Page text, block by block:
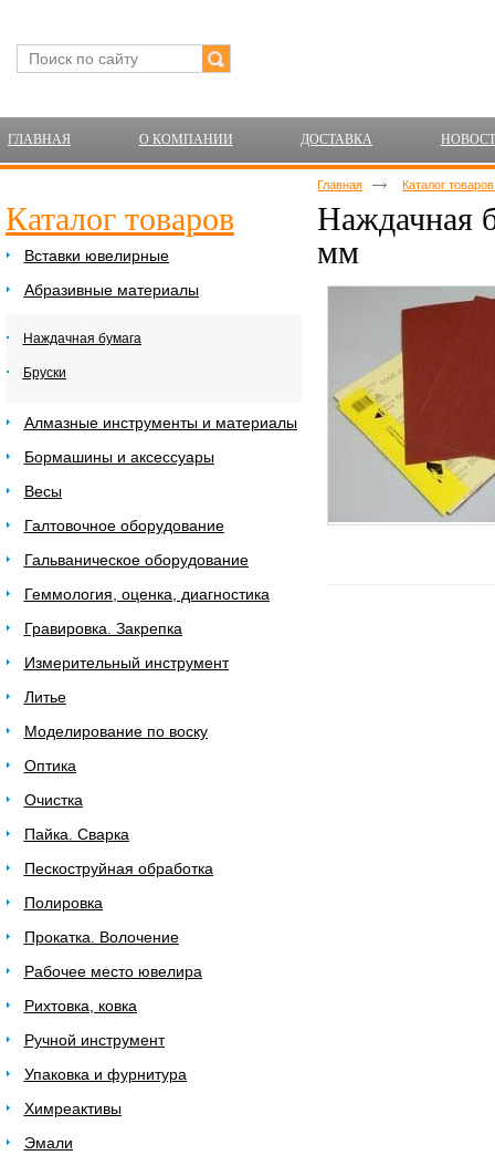
ГЛАВНАЯ О КОМПАНИИ ДОСТАВКА
Каталог товаров
Вставки ювелирные
Абразивные материалы
Наждачная бумага
Бруски
Алмазные инструменты и материалы
Бормашины и аксессуары
Весы
Галтовочное оборудование
Гальваническое оборудование
Геммология, оценка, диагностика
Гравировка. Закрепка
Измерительный инструмент
Литье
Моделирование по воску
Оптика
Очистка
Пайка. Сварка
Пескоструйная обработка
Полировка
Прокатка. Волочение
Рабочее место ювелира
Рихтовка, ковка
Ручной инструмент
Упаковка и фурнитура
Химреактивы
Эмали
Главная Каталог
Наждачная
мм